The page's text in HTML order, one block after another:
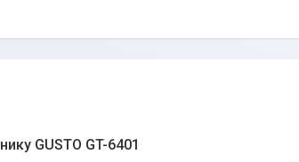
GUSTO GT-6401